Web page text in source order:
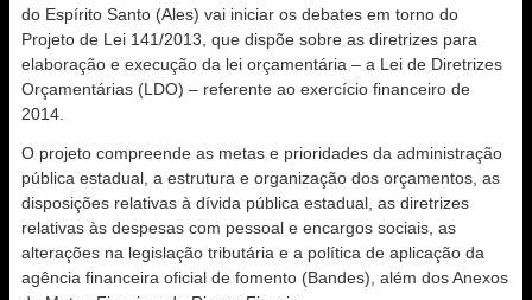
do Espírito Santo (Ales) vai iniciar os debates em torno do
Projeto de Lei 141/2013, que dispõe sobre as diretrizes para
elaboração e execução da lei orçamentária – a Lei de Diretrizes
Orçamentárias (LDO) – referente ao exercício financeiro de
2014.
O projeto compreende as metas e prioridades da administração
pública estadual, a estrutura e organização dos orçamentos, as
disposições relativas à dívida pública estadual, as diretrizes
relativas às despesas com pessoal e encargos sociais, as
alterações na legislação tributária e a política de aplicação da
agência financeira oficial de fomento (Bandes), além dos Anexos